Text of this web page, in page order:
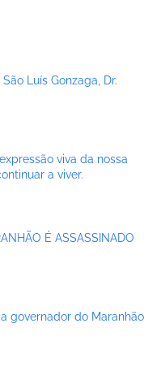
Luís Gonzaga, Dr.
viva da nossa
a viver.
É ASSASSINADO
governador do Maranhão